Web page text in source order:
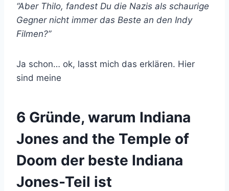
“Aber Thilo, fandest Du die Nazis als schaurige
Gegner nicht immer das Beste an den Indy
Filmen?”
Ja schon… ok, lasst mich das erklären. Hier
sind meine
6 Gründe, warum Indiana
Jones and the Temple of
Doom der beste Indiana
Jones-Teil ist